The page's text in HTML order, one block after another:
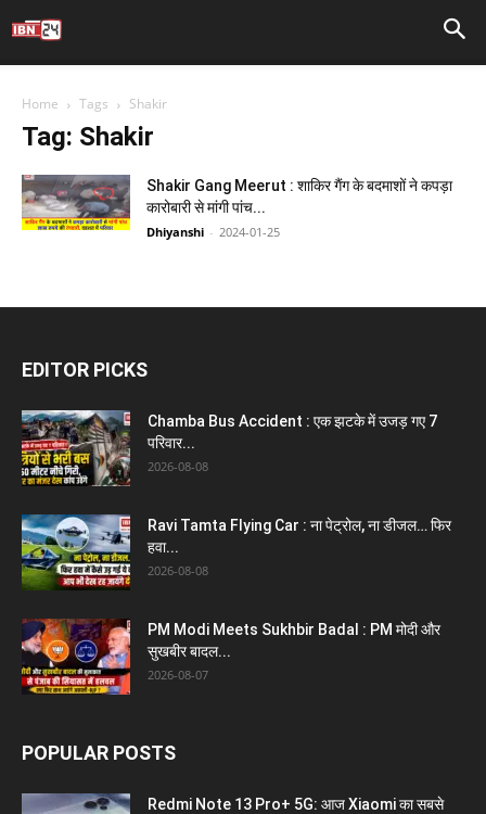
Home Tags Shakir
Tag: Shakir
Shakir Gang Meerut : शाकिर गैंग के बदमाशों ने कपड़ा
कारोबारी से मांगी पांच...
Dhiyanshi - 2024-01-25
EDITOR PICKS
Chamba Bus Accident : एक झटके में उजड़ गए 7
परिवार...
2026-08-08
Ravi Tamta Flying Car : ना पेट्रोल, ना डीजल… फिर
हवा...
2026-08-08
PM Modi Meets Sukhbir Badal : PM मोदी और
सुखबीर बादल...
2026-08-07
POPULAR POSTS
Redmi Note 13 Pro+ 5G: आज Xiaomi का सबसे